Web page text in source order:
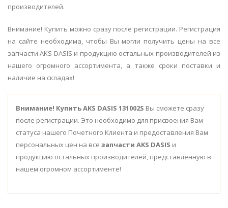
производителей.
Внимание! Купить можно сразу после регистрации. Регистрация
на сайте необходима, чтобы Вы могли получить цены на все
запчасти AKS DASIS и продукцию остальных производителей из
нашего огромного ассортимента, а также сроки поставки и
наличие на складах!
Внимание! Купить AKS DASIS 131002S Вы сможете сразу
после регистрации. Это необходимо для присвоения Вам
статуса нашего Почетного Клиента и предоставления Вам
персональных цен на все запчасти AKS DASIS и
продукцию остальных производителей, представленную в
нашем огромном ассортименте!